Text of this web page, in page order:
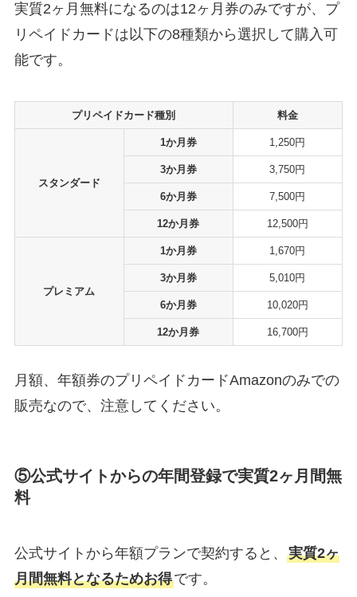
実質2ヶ月無料になるのは12ヶ月券のみですが、プ
リペイドカードは以下の8種類から選択して購入可
能です。
プリペイドカード種別 料金
スタンダード
1か月券 1,250円
3か月券 3,750円
6か月券 7,500円
12か月券 12,500円
プレミアム
1か月券 1,670円
3か月券 5,010円
6か月券 10,020円
12か月券 16,700円
月額、年額券のプリペイドカードAmazonのみでの
販売なので、注意してください。
⑤公式サイトからの年間登録で実質2ヶ月間無
料
公式サイトから年額プランで契約すると、 実質2ヶ
月間無料となるためお得です。